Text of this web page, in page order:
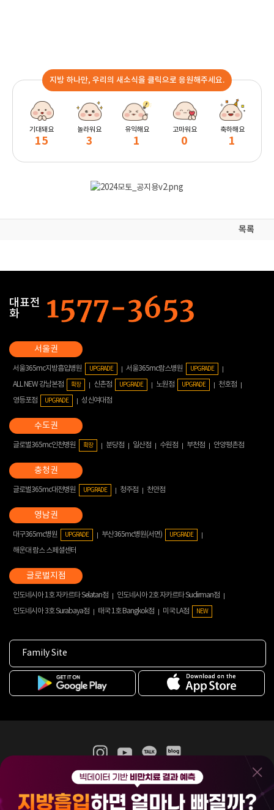
지방 하나만, 우리의 새소식을 클릭으로 응원해주세요.
기대돼요
15
놀라워요
3
유익해요
1
고마워요
0
축하해요
1
목록
대표전
화
서울365mc지방흡입병원 UPGRADE 서울365mc람스병원 UPGRADE
ALL NEW 강남본점 확장 신촌점 UPGRADE 노원점 UPGRADE
천호점
영등포점
UPGRADE 성신여대점
글로벌365mc인천병원 확장 분당점 일산점 수원점 부천점 안양평촌점
글로벌365mc대전병원 UPGRADE 청주점 천안점
대구365mc병원 UPGRADE 부산365mc병원(서면) UPGRADE
해운대 람스 스페셜센터
인도네시아 1호 자카르타 Selatan점
인도네시아 2호 자카르타 Sudirman점
인도네시아 3호 Surabaya점
태국 1호 Bangkok점 미국 LA점 NEW
Family Site
365mc 병·의원 이용약관
홈페이지 이용약관
비급여진료수가